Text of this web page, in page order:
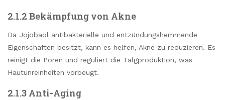
2.1.2 Bekämpfung von Akne
Da Jojobaöl antibakterielle und entzündungshemmende
Eigenschaften besitzt, kann es helfen, Akne zu reduzieren. Es
reinigt die Poren und reguliert die Talgproduktion, was
Hautunreinheiten vorbeugt.
2.1.3 Anti-Aging